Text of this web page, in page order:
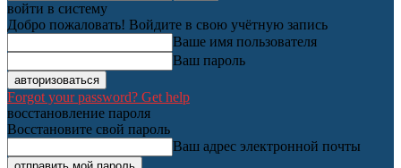
войти в систему
Добро пожаловать! Войдите в свою учётную запись
Ваше имя пользователя
Ваш пароль
Forgot your password? Get help
восстановление пароля
Восстановите свой пароль
Ваш адрес электронной почты